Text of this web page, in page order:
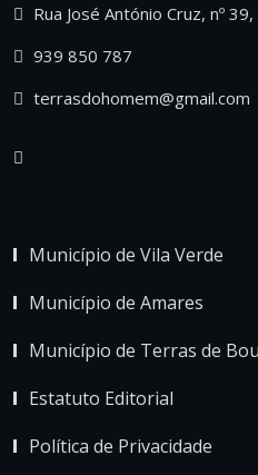
Rua José António Cruz, nº
939 850 787
terrasdohomem@gmail.com
Município de Vila Verde
Município de Amares
Município de Terras de
Estatuto Editorial
Política de Privacidade